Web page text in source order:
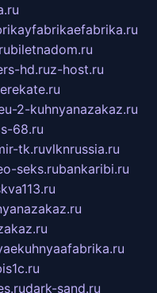
biletnadom.ru
hd.ruz-host.ru
2-kuhnyanazakaz.ru
68.ru
tk.ruvlknrussia.ru
seks.rubankaribi.ru
dark-sand.ru